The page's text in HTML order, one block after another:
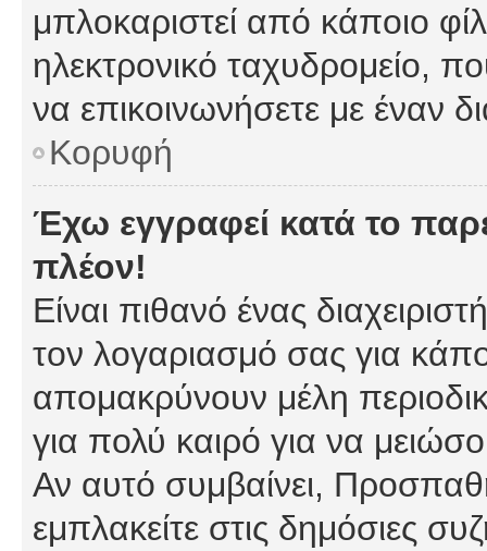
μπλοκαριστεί από κάποιο
ηλεκτρονικό ταχυδρομείο,
να επικοινωνήσετε με έναν
Κορυφή
Έχω εγγραφεί κατά το
πλέον!
Είναι πιθανό ένας
τον λογαριασμό σας για
απομακρύνουν μέλη
για πολύ καιρό για να
Αν αυτό συμβαίνει,
εμπλακείτε στις δημόσιες